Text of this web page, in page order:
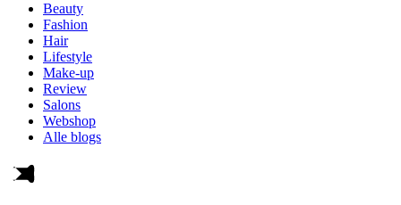
Beauty
Fashion
Hair
Lifestyle
Make-up
Review
Salons
Webshop
Alle blogs